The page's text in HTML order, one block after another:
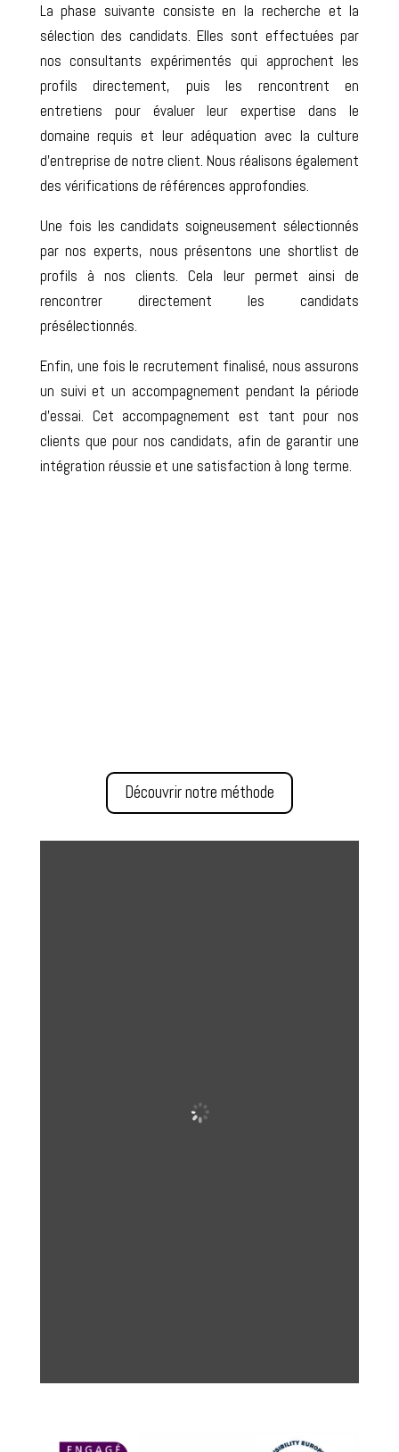
La phase suivante consiste en la recherche et la
sélection des candidats. Elles sont effectuées par
nos consultants expérimentés qui approchent les
profils directement, puis les rencontrent en
entretiens pour évaluer leur expertise dans le
domaine requis et leur adéquation avec la culture
d’entreprise de notre client. Nous réalisons également
des vérifications de références approfondies.
Une fois les candidats soigneusement sélectionnés
par nos experts, nous présentons une shortlist de
profils à nos clients. Cela leur permet ainsi de
rencontrer directement les candidats
présélectionnés.
Enfin, une fois le recrutement finalisé, nous assurons
un suivi et un accompagnement pendant la période
d’essai. Cet accompagnement est tant pour nos
clients que pour nos candidats, afin de garantir une
intégration réussie et une satisfaction à long terme.
Découvrir notre méthode